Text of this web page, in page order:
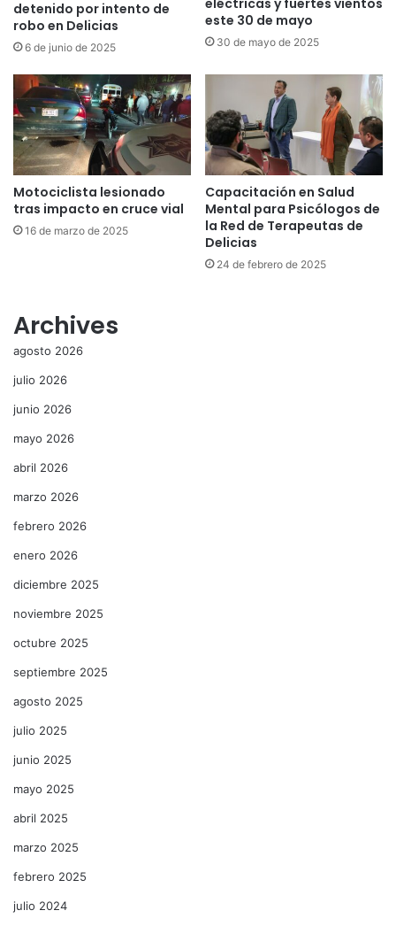
detenido por intento de
robo en Delicias
6 de junio de 2025
eléctricas y fuertes vientos
este 30 de mayo
30 de mayo de 2025
Motociclista lesionado
tras impacto en cruce vial
16 de marzo de 2025
Capacitación en Salud
Mental para Psicólogos de
la Red de Terapeutas de
Delicias
24 de febrero de 2025
Archives
agosto 2026
julio 2026
junio 2026
mayo 2026
abril 2026
marzo 2026
febrero 2026
enero 2026
diciembre 2025
noviembre 2025
octubre 2025
septiembre 2025
agosto 2025
julio 2025
junio 2025
mayo 2025
abril 2025
marzo 2025
febrero 2025
julio 2024